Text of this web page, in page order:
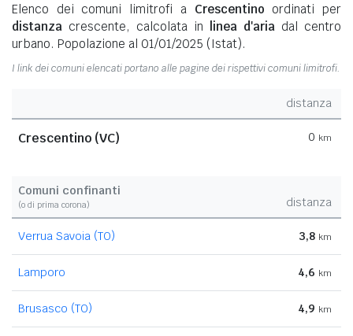
Elenco dei comuni limitrofi a Crescentino ordinati per
distanza crescente, calcolata in linea d'aria dal centro
urbano. Popolazione al 01/01/2025 (Istat).
I link dei comuni elencati portano alle pagine dei rispettivi comuni limitrofi.
distanza
Crescentino (VC) 0 km
Comuni confinanti
(o di prima corona) distanza
Verrua Savoia (TO) 3,8 km
Lamporo 4,6 km
Brusasco (TO) 4,9 km